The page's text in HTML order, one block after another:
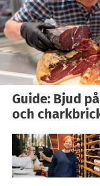
Guide: Bjud
och